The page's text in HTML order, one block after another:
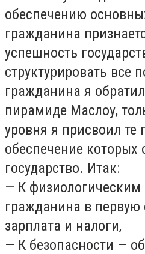
обеспечению
гражданина
успешность
структурировать все
гражданина я
пирамиде Маслоу,
уровня я присвоил те
обеспечение которых
государство. Итак:
— К физиологическим
гражданина в первую
зарплата и налоги,
— К безопасности —